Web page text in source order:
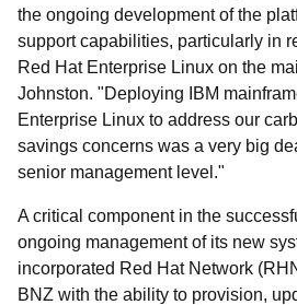
the ongoing development of the
support capabilities, particularly in
Red Hat Enterprise Linux on the
Johnston. "Deploying IBM
Enterprise Linux to address our
savings concerns was a very big
senior management level."
A critical component in the
ongoing management of its new
incorporated Red Hat Network
BNZ with the ability to provision,